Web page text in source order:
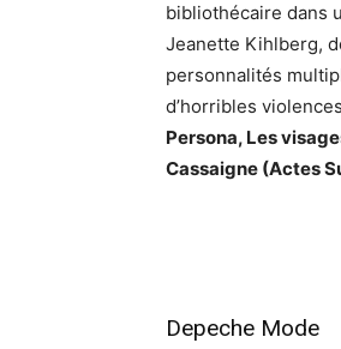
bibliothécaire dans
Jeanette Kihlberg,
personnalités
d’horribles
Persona, Les
Cassaigne (Actes
Depeche Mode